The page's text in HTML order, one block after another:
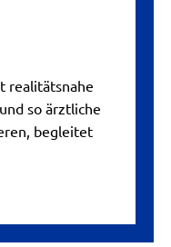
realitätsnahe
so ärztliche
begleitet